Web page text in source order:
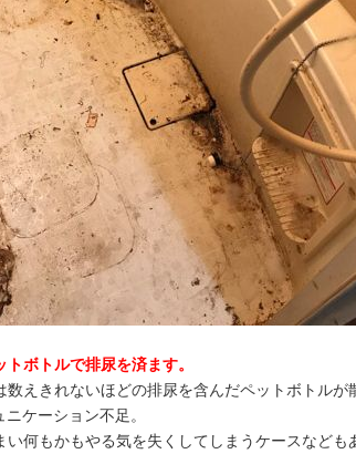
ボトルで排尿を済ます。
えきれないほどの排尿を含んだペットボトルが
ケーション不足。
何もかもやる気を失くしてしまうケースなども